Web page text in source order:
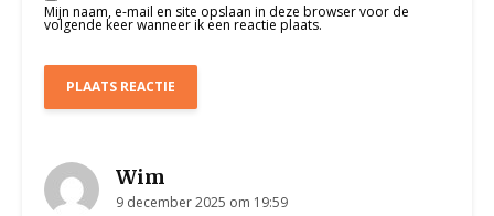
Mijn naam, e-mail en site opslaan in deze browser voor de
volgende keer wanneer ik een reactie plaats.
Wim
9 december 2025 om 19:59